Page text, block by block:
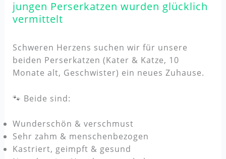
jungen Perserkatzen wurden glücklich
vermittelt
Schweren Herzens suchen wir für unsere
beiden Perserkatzen (Kater & Katze, 10
Monate alt, Geschwister) ein neues Zuhause.
🐾 Beide sind:
Wunderschön & verschmust
Sehr zahm & menschenbezogen
Kastriert, geimpft & gesund